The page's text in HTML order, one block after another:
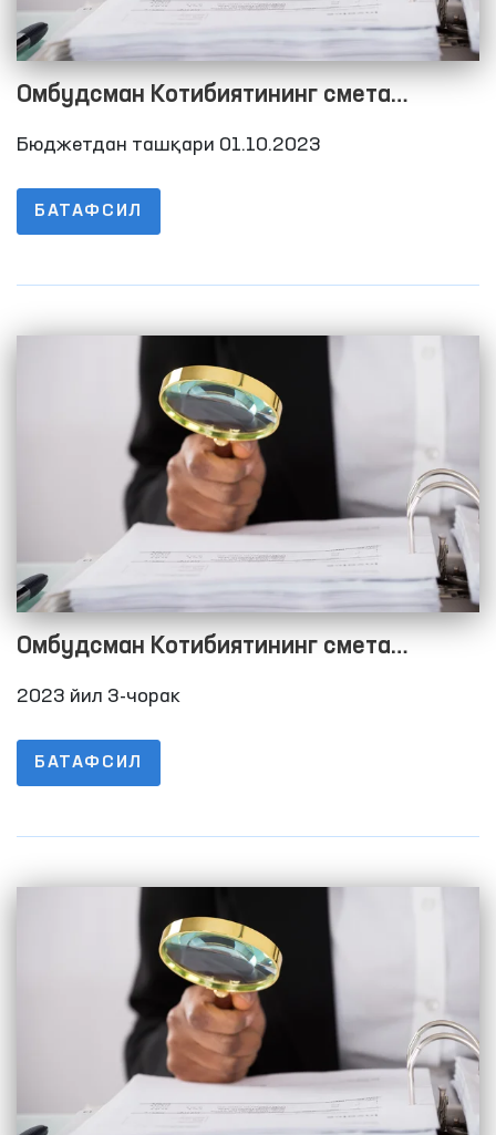
Омбудсман Котибиятининг смета
харажатларини бажарилиши тўғрисида
Бюджетдан ташқари 01.10.2023
БАТАФСИЛ
Омбудсман Котибиятининг смета
харажатларини бажарилиши тўғрисида
2023 йил 3-чорак
БАТАФСИЛ